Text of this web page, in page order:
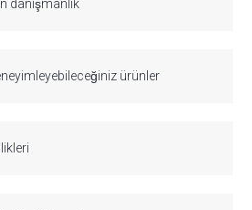
danışmanlık
ürünler